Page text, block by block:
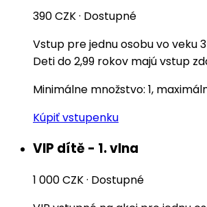
390 CZK· Dostupné
Vstup pre jednu osobu vo veku
Deti do 2,99 rokov majú vstup
Minimálne množstvo: 1,
Kúpiť vstupenku
VIP dítě - 1. vlna
1 000 CZK· Dostupné